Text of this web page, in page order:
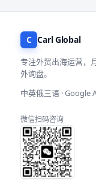
C Carl Global
专注外贸出海运营，
外询盘。
中英俄三语 · Google
微信扫码咨询